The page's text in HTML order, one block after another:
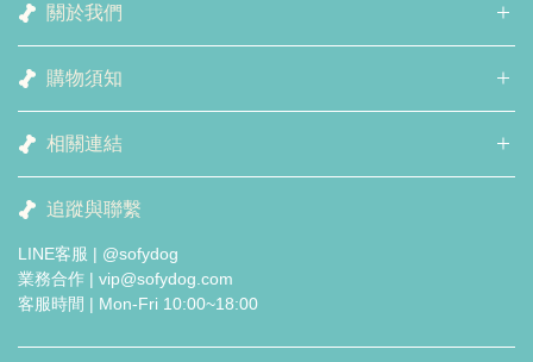
關於我們
購物須知
相關連結
追蹤與聯繫
LINE客服 | @sofydog
業務合作 | vip@sofydog.com
客服時間 | Mon-Fri 10:00~18:00